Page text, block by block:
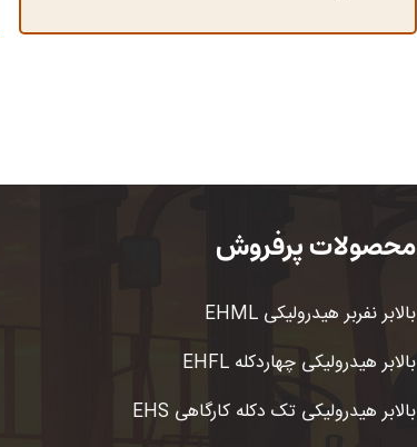
محصولات پرفروش
بالابر نفربر هیدرولیکی EHML
بالابر هیدرولیکی چهاردکله EHFL
بالابر هیدرولیکی تک دکله کارگاهی EHS